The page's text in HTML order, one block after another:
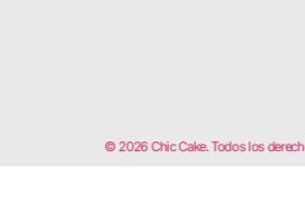
© 2026 Chic Cake. Todos los